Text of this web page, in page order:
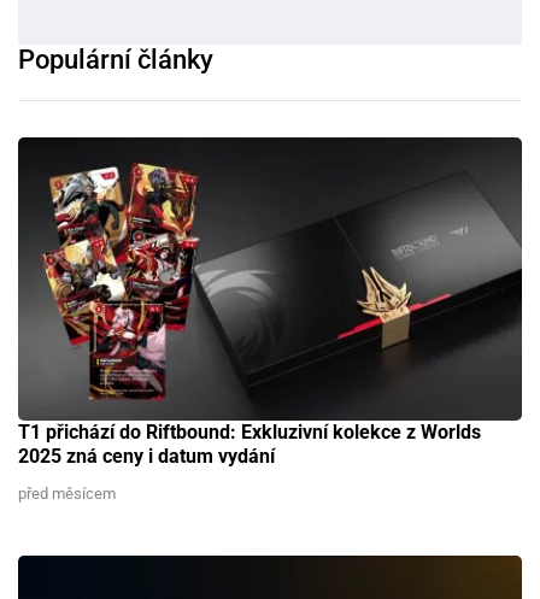
Populární články
T1 přichází do Riftbound: Exkluzivní kolekce z Worlds
2025 zná ceny i datum vydání
před měsícem